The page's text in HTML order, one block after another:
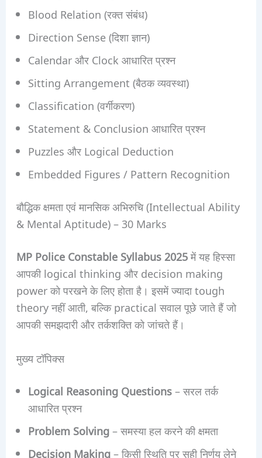
Blood Relation (रक्त संबंध)
Direction Sense (दिशा ज्ञान)
Calendar और Clock आधारित प्रश्न
Sitting Arrangement (बैठक व्यवस्था)
Classification (वर्गीकरण)
Statement & Conclusion आधारित प्रश्न
Puzzles और Logical Deduction
Embedded Figures / Pattern Recognition
बौद्धिक क्षमता एवं मानसिक अभिरुचि (Intellectual Ability
& Mental Aptitude) – 30 Marks
MP Police Constable Syllabus 2025में यह हिस्सा
आपकी logical thinking और decision making
power को परखने के लिए होता है। इसमें ज्यादा tough
theory नहीं आती, बल्कि practical सवाल पूछे जाते हैं जो
आपकी समझदारी और तर्कशक्ति को जांचते हैं।
मुख्य टॉपिक्स
Logical Reasoning Questions– सरल तर्क
आधारित प्रश्न
Problem Solving– समस्या हल करने की क्षमता
Decision Making– किसी स्थिति पर सही निर्णय लेने